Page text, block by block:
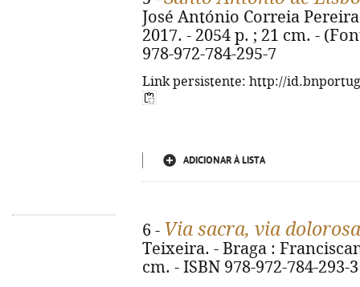
José António Correia
2017. - 2054 p. ; 21 cm. -
978-972-784-295-7
Link persistente: http://
ADICIONAR À LISTA
6 - Via sacra, via
Teixeira. - Braga :
cm. - ISBN 978-972-784-293-3